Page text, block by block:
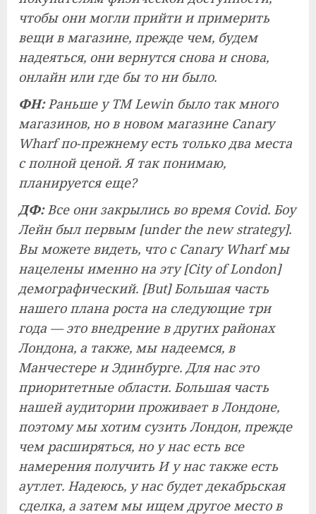
чтобы они могли прийти и примерить
вещи в магазине, прежде чем, будем
надеяться, они вернутся снова и снова,
онлайн или где бы то ни было.
ФН:Раньше у TM Lewin было так много
магазинов, но в новом магазине Canary
Wharf по-прежнему есть только два места
с полной ценой. Я так понимаю,
планируется еще?
ДФ:Все они закрылись во время Covid. Боу
Лейн был первым [under the new strategy].
Вы можете видеть, что с Canary Wharf мы
нацелены именно на эту [City of London]
демографический. [But] Большая часть
нашего плана роста на следующие три
года — это внедрение в других районах
Лондона, а также, мы надеемся, в
Манчестере и Эдинбурге. Для нас это
приоритетные области. Большая часть
нашей аудитории проживает в Лондоне,
поэтому мы хотим сузить Лондон, прежде
чем расширяться, но у нас есть все
намерения получить И у нас также есть
аутлет. Надеюсь, у нас будет декабрьская
сделка, а затем мы ищем другое место в